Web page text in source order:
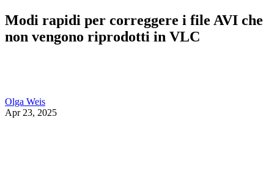
Modi rapidi per correggere i file AVI che
non vengono riprodotti in VLC
Olga Weis
Apr 23, 2025